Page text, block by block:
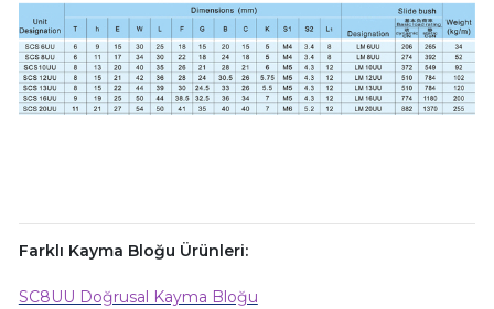
Farklı Kayma Bloğu Ürünleri:
SC8UU Doğrusal Kayma Bloğu